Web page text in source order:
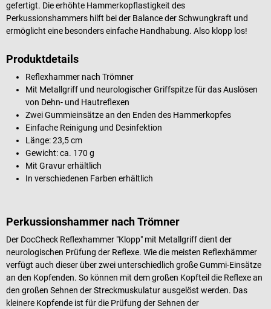
gefertigt. Die erhöhte Hammerkopflastigkeit des
Perkussionshammers hilft bei der Balance der Schwungkraft und
ermöglicht eine besonders einfache Handhabung. Also klopp los!
Produktdetails
Reflexhammer nach Trömner
Mit Metallgriff und neurologischer Griffspitze für das Auslösen
von Dehn- und Hautreflexen
Zwei Gummieinsätze an den Enden des Hammerkopfes
Einfache Reinigung und Desinfektion
Länge: 23,5 cm
Gewicht: ca. 170 g
Mit Gravur erhältlich
In verschiedenen Farben erhältlich
Perkussionshammer nach Trömner
Der DocCheck Reflexhammer "Klopp" mit Metallgriff dient der
neurologischen Prüfung der Reflexe. Wie die meisten Reflexhämmer
verfügt auch dieser über zwei unterschiedlich große Gummi-Einsätze
an den Kopfenden. So können mit dem großen Kopfteil die Reflexe an
den großen Sehnen der Streckmuskulatur ausgelöst werden. Das
kleinere Kopfende ist für die Prüfung der Sehnen der